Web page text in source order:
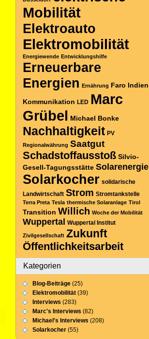
Mobilität
Elektroauto
Elektromobilität
Energiewende Entwicklungshilfe
Erneuerbare
Energien Ernährung Faro Indien
Kommunikation LED Marc
Grübel Michael Bonke
Nachhaltigkeit PV
Regionalwährung Saatgut
Schadstoffausstoß Silvio-
Gesell-Tagungsstätte Solarenergie
Solarkocher solidarische
Landwirtschaft Strom Stromtankstelle
Terra Preta Tesla thermische Solaranlage Tirol
Transition Willich Woche der Mobilität
Wuppertal Wuppertal Institut
Zivilgesellschaft Zukunft
Öffentlichkeitsarbeit
Kategorien
Blog-Beiträge (25)
Elektromobilität (39)
Interviews (283)
Marc's Interviews (82)
Michael's Interviews (208)
Solarkocher (55)